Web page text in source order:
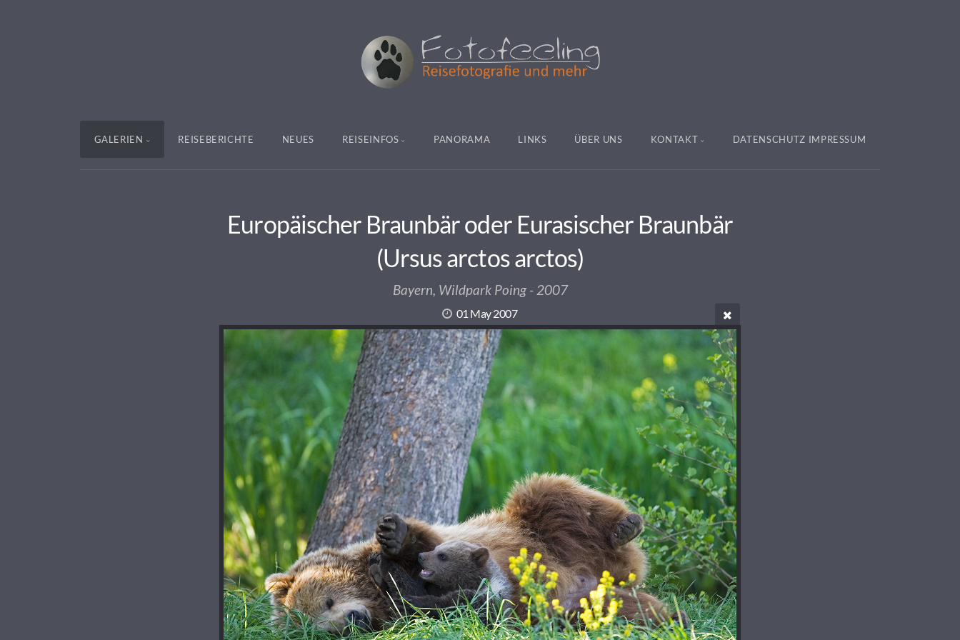
GALERIEN REISEBERICHTE NEUES REISEINFOS PANORAMA LINKS ÜBER UNS KONTAKT DATENSCHUTZ IMPRESSUM
Europäischer Braunbär oder Eurasischer Braunbär
(Ursus arctos arctos)
Bayern, Wildpark Poing - 2007
01 May 2007